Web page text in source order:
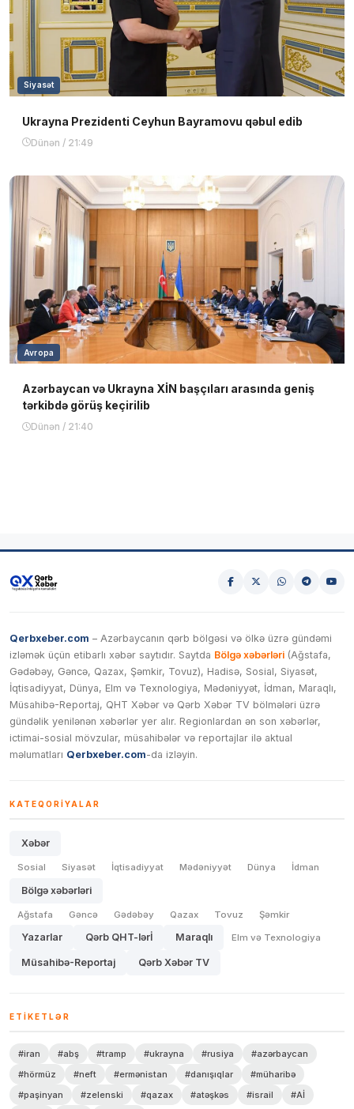
Siyasət
Ukrayna Prezidenti Ceyhun Bayramovu qəbul edib
Dünən / 21:49
Avropa
Azərbaycan və Ukrayna XİN başçıları arasında geniş
tərkibdə görüş keçirilib
Dünən / 21:40
Qerbxeber.com – Azərbaycanın qərb bölgəsi və ölkə üzrə gündəmi
izləmək üçün etibarlı xəbər saytıdır. Saytda Bölgə xəbərləri (Ağstafa,
Gədəbəy, Gəncə, Qazax, Şəmkir, Tovuz), Hadisə, Sosial, Siyasət,
İqtisadiyyat, Dünya, Elm və Texnologiya, Mədəniyyət, İdman, Maraqlı,
Müsahibə-Reportaj, QHT Xəbər və Qərb Xəbər TV bölmələri üzrə
gündəlik yenilənən xəbərlər yer alır. Regionlardan ən son xəbərlər,
ictimai-sosial mövzular, müsahibələr və reportajlar ilə aktual
məlumatları Qerbxeber.com-da izləyin.
KATEQORIYALAR
Xəbər
Sosial Siyasət İqtisadiyyat Mədəniyyət Dünya İdman
Bölgə xəbərləri
Ağstafa Gəncə Gədəbəy Qazax Tovuz Şəmkir
Yazarlar Qərb QHT-lərİ Maraqlı Elm və Texnologiya
Müsahibə-Reportaj Qərb Xəbər TV
ETIKETLƏR
#iran #abş #tramp #ukrayna #rusiya
#azərbaycan
#hörmüz
#neft #ermənistan #danışıqlar
#müharibə
#paşinyan
#zelenski #qazax #atəşkəs #israil
#Aİ